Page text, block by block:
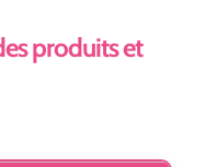
produits et